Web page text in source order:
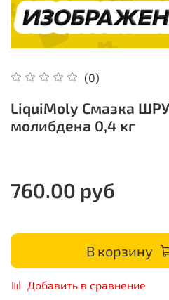
(0)
LiquiMoly Смазка
молибдена 0,4 кг
760.00 руб
В корзину
Добавить в сравнение